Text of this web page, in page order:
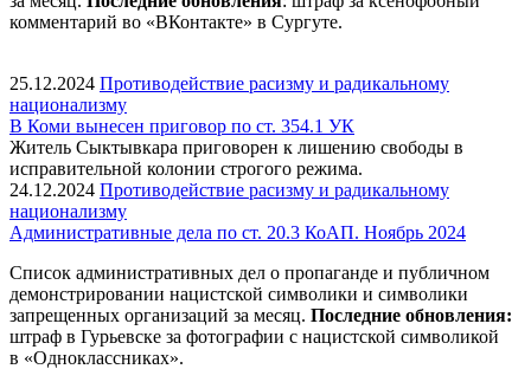
комментарий во «ВКонтакте» в Сургуте.
25.12.2024 Противодействие расизму и радикальному
национализму
В Коми вынесен приговор по ст. 354.1 УК
Житель Сыктывкара приговорен к лишению свободы в
исправительной колонии строгого режима.
24.12.2024 Противодействие расизму и радикальному
национализму
Административные дела по ст. 20.3 КоАП. Ноябрь 2024
Список административных дел о пропаганде и публичном
демонстрировании нацистской символики и символики
запрещенных организаций за месяц. Последние обновления:
штраф в Гурьевске за фотографии с нацистской символикой
в «Одноклассниках».